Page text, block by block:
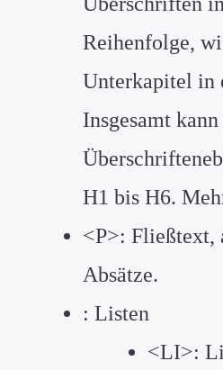
Reihenfolge,
Unterkapitel in
Insgesamt
H1 bis H6.
<P>: Fließtext,
Absätze.
: Listen
<LI>: